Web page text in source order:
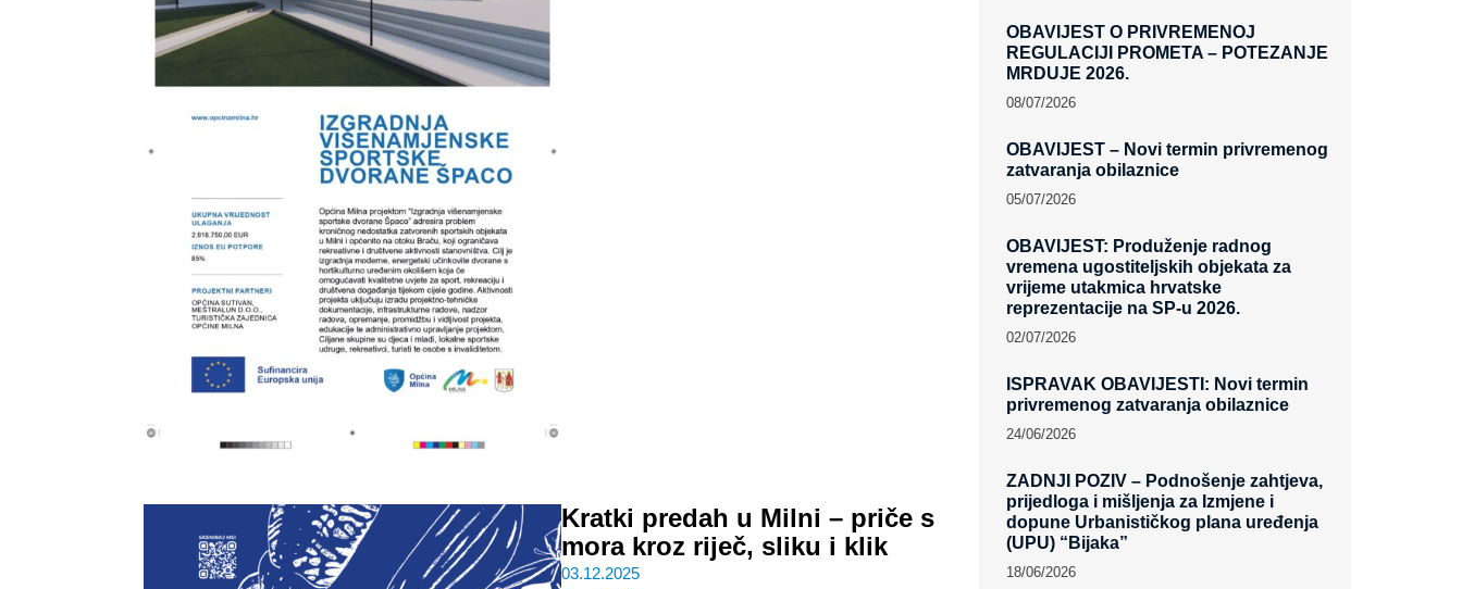
Kratki predah u Milni – priče s
mora kroz riječ, sliku i klik
03.12.2025
OBAVIJEST O PRIVREMENOJ
REGULACIJI PROMETA – POTEZANJE
MRDUJE 2026.
08/07/2026
OBAVIJEST – Novi termin privremenog
zatvaranja obilaznice​
05/07/2026
OBAVIJEST: Produženje radnog
vremena ugostiteljskih objekata za
vrijeme utakmica hrvatske
reprezentacije na SP-u 2026.
02/07/2026
ISPRAVAK OBAVIJESTI: Novi termin
privremenog zatvaranja obilaznice​
24/06/2026
ZADNJI POZIV – Podnošenje zahtjeva,
prijedloga i mišljenja za Izmjene i
dopune Urbanističkog plana uređenja
(UPU) “Bijaka”
18/06/2026